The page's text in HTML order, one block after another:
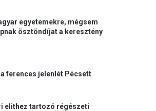
egyetemekre, mégsem
ösztöndíjat a keresztény
ferences jelenlét Pécsett
elithez tartozó régészeti